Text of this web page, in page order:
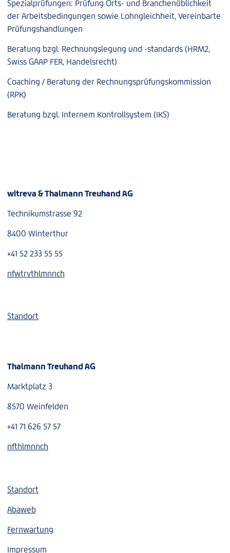
Spezialprüfungen: Prüfung Orts- und Branchenüblichkeit
der Arbeitsbedingungen sowie Lohngleichheit, Vereinbarte
Prüfungshandlungen
Beratung bzgl. Rechnungslegung und -standards (HRM2,
Swiss GAAP FER, Handelsrecht)
Coaching / Beratung der Rechnungsprüfungskommission
(RPK)
Beratung bzgl. Internem Kontrollsystem (IKS)
witreva & Thalmann Treuhand AG
Technikumstrasse 92
8400 Winterthur
+41 52 233 55 55
nfwtrvthlmnnch
Standort
Thalmann Treuhand AG
Marktplatz 3
8570 Weinfelden
+41 71 626 57 57
nfthlmnnch
Standort
Abaweb
Fernwartung
Impressum